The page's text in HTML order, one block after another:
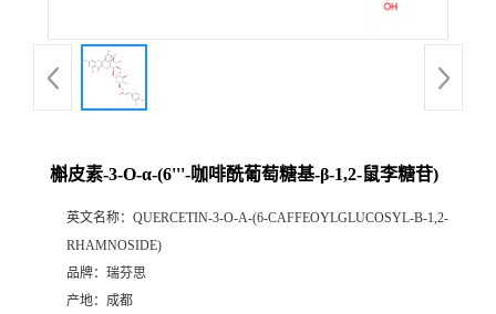
产
展
槲皮素-3-O-α-(6'''-咖啡酰葡萄糖基-β-1,2-鼠李糖苷)
英文名称： QUERCETIN-3-O-Α-(6-CAFFEOYLGLUCOSYL-Β-1,2-
RHAMNOSIDE)
品牌： 瑞芬思
产地： 成都